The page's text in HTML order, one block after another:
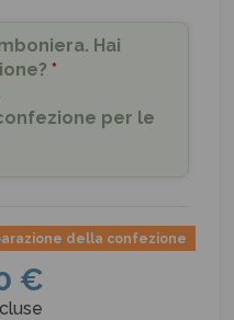
Hai
*
per le
della confezione
€